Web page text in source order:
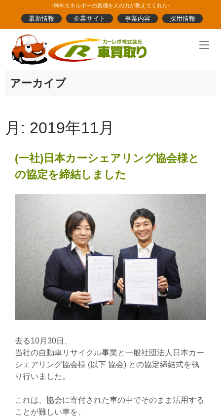
content
-96%エネルギーの真価を人の力が教えてくれた-
最新情報 企業サイト 事業内容 採用情報
アーカイブ
月: 2019年11月
(一社)日本カーシェアリング協会様と
の協定を締結しました
去る10月30日、
当社の自動車リサイクル事業と一般社団法人日本カー
シェアリング協会様 (以下 協会) との協定締結式を執
り行いました。
これは、協会に寄付された車の中でそのまま活用する
ことが難しい車を、